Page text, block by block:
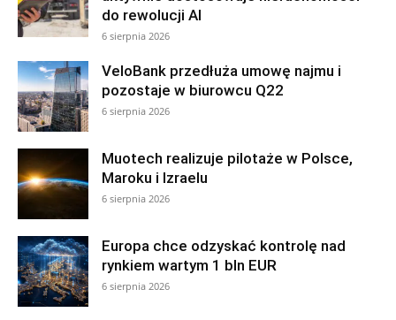
do rewolucji AI
6 sierpnia 2026
VeloBank przedłuża umowę najmu i
pozostaje w biurowcu Q22
6 sierpnia 2026
Muotech realizuje pilotaże w Polsce,
Maroku i Izraelu
6 sierpnia 2026
Europa chce odzyskać kontrolę nad
rynkiem wartym 1 bln EUR
6 sierpnia 2026